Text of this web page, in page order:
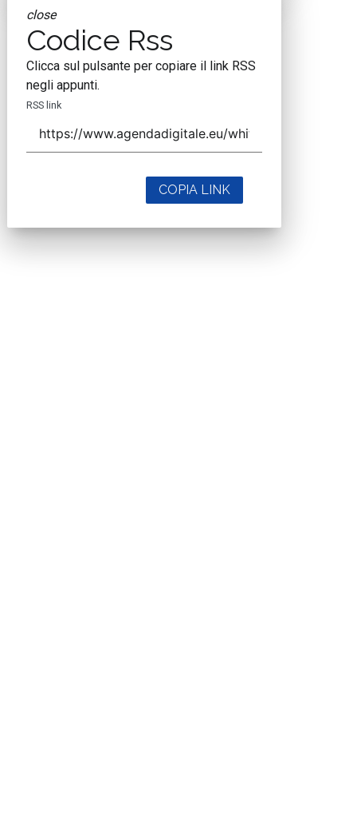
close
Codice Rss
Clicca sul pulsante per copiare il link RSS
negli appunti.
RSS link
COPIA LINK